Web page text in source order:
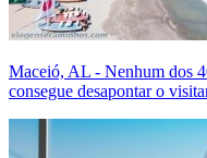
Maceió, AL - Nenhum dos
consegue desapontar o